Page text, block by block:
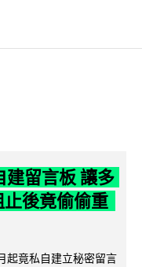
留言板 讓多
後竟偷偷重
起竟私自建立秘密留言